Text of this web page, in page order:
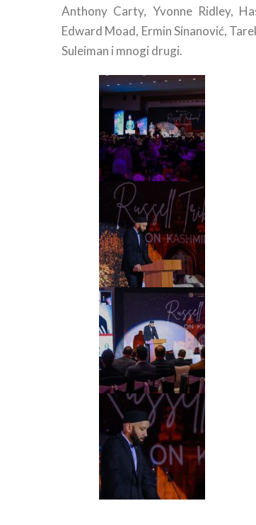
Anthony Carty, Yvonne Ridley,
Edward Moad, Ermin Sinanović,
Suleiman i mnogi drugi.